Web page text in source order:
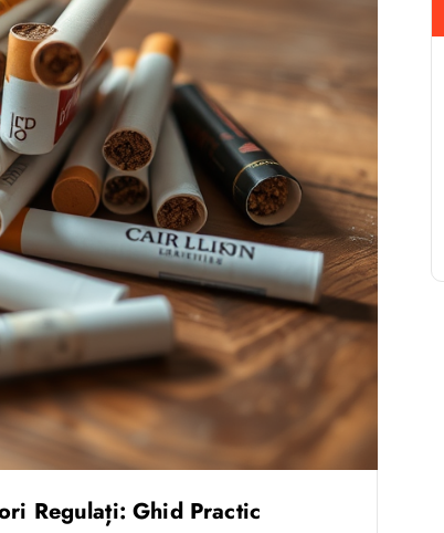
Regulați: Ghid Practic